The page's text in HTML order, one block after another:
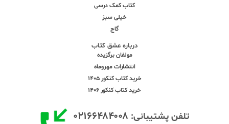
کتاب کمک درسی
خیلی سبز
گاج
درباره عشق کتاب
مولفان برگزیده
انتشارات مهروماه
خرید کتاب کنکور 1405
خرید کتاب کنکور 1406
تلفن پشتیبانی: ۰۲۱۶۶۴۸۴۰۰۸